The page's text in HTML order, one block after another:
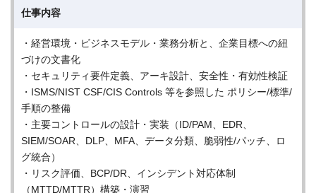
仕事内容
・経営環境・ビジネスモデル・業務分析と、企業目標への紐
づけの文書化
・セキュリティ要件定義、アーキ設計、安全性・有効性検証
・ISMS/NIST CSF/CIS Controls 等を参照した ポリシー/標準/
手順の整備
・主要コントロールの設計・実装（ID/PAM、EDR、
SIEM/SOAR、DLP、MFA、データ分類、脆弱性/パッチ、ロ
グ統合）
・リスク評価、BCP/DR、インシデント対応体制
（MTTD/MTTR）構築・演習